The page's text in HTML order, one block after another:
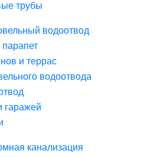
трубы
водоотвод
и террас
водоотвода
гаражей
канализация